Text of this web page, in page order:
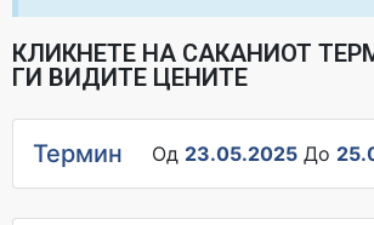
КЛИКНЕТЕ НА САКАНИОТ
ГИ ВИДИТЕ ЦЕНИТЕ
Термин Од 23.05.2025 До